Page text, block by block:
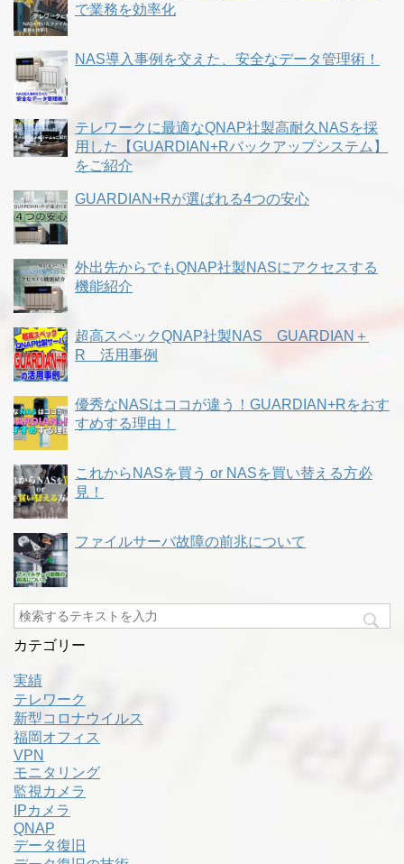
で業務を効率化
NAS導入事例を交えた、安全なデータ管理術！
テレワークに最適なQNAP社製高耐久NASを採
用した【GUARDIAN+Rバックアップシステム】
をご紹介
GUARDIAN+Rが選ばれる4つの安心
外出先からでもQNAP社製NASにアクセスする
機能紹介
超高スペックQNAP社製NAS GUARDIAN＋
R 活用事例
優秀なNASはココが違う！GUARDIAN+Rをおす
すめする理由！
これからNASを買う or NASを買い替える方必
見！
ファイルサーバ故障の前兆について
カテゴリー
実績
テレワーク
新型コロナウイルス
福岡オフィス
VPN
モニタリング
監視カメラ
IPカメラ
QNAP
データ復旧